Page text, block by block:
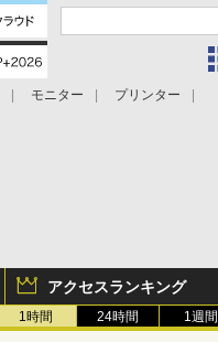
モニター
プリンター
アクセスランキング
1時間 24時間 1週間